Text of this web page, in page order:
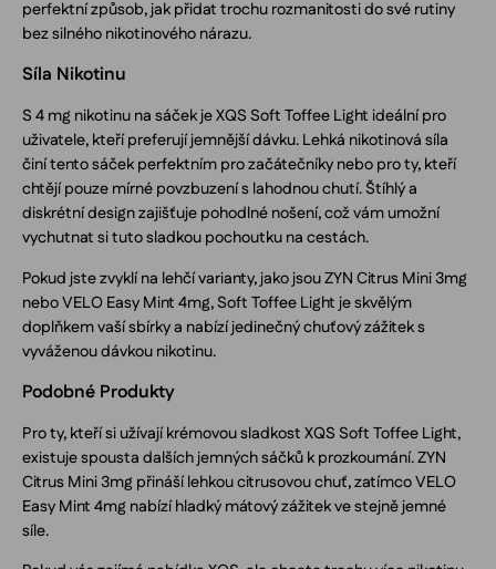
perfektní způsob, jak přidat trochu rozmanitosti do své rutiny
bez silného nikotinového nárazu.
Síla Nikotinu
S 4 mg nikotinu na sáček je XQS Soft Toffee Light ideální pro
uživatele, kteří preferují jemnější dávku. Lehká nikotinová síla
činí tento sáček perfektním pro začátečníky nebo pro ty, kteří
chtějí pouze mírné povzbuzení s lahodnou chutí. Štíhlý a
diskrétní design zajišťuje pohodlné nošení, což vám umožní
vychutnat si tuto sladkou pochoutku na cestách.
Pokud jste zvyklí na lehčí varianty, jako jsou ZYN Citrus Mini 3mg
nebo VELO Easy Mint 4mg, Soft Toffee Light je skvělým
doplňkem vaší sbírky a nabízí jedinečný chuťový zážitek s
vyváženou dávkou nikotinu.
Podobné Produkty
Pro ty, kteří si užívají krémovou sladkost XQS Soft Toffee Light,
existuje spousta dalších jemných sáčků k prozkoumání. ZYN
Citrus Mini 3mg přináší lehkou citrusovou chuť, zatímco VELO
Easy Mint 4mg nabízí hladký mátový zážitek ve stejně jemné
síle.